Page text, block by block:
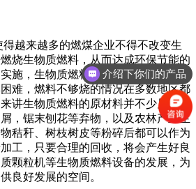
越来越多的燃煤企业不得不改变生
烧生物质燃料，从而达成环保节能的
施，生物质燃料的市场范围及需求迅
难，燃料不够烧的情况在多数地区都
讲生物质燃料的原材料并不少见，木
，锯末刨花等弃物，以及农林产业生
秸秆、树枝树皮等粉碎后都可以作为
工，只要合理的回收，将会产生好良
颗粒机等生物质燃料设备的发展，为
良好发展的空间。
介绍下你们的产品